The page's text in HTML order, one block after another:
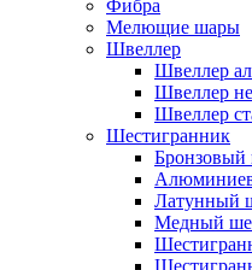
Фибра
Мелющие шары
Швеллер
Швеллер
Швеллер
Швеллер
Шестигранник
Бронзовый
Латунный
Медный